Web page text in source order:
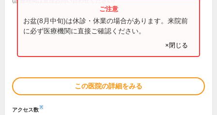
お盆(8月中旬)は休診・休業の場合があります。来院前
に必ず医療機関に直接ご確認ください。
×閉じる
この医院の詳細をみる
アクセス数※